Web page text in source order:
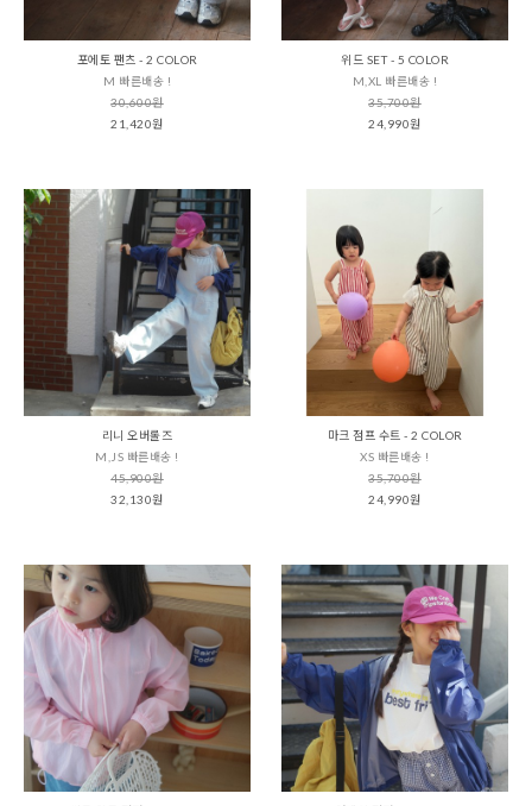
포에토 팬츠 - 2 COLOR
M 빠른배송 !
30,600원
21,420원
위드 SET - 5 COLOR
M,XL 빠른배송 !
35,700원
24,990원
리니 오버롤즈
M,JS 빠른배송 !
45,900원
32,130원
마크 점프 수트 - 2 COLOR
XS 빠른배송 !
35,700원
24,990원